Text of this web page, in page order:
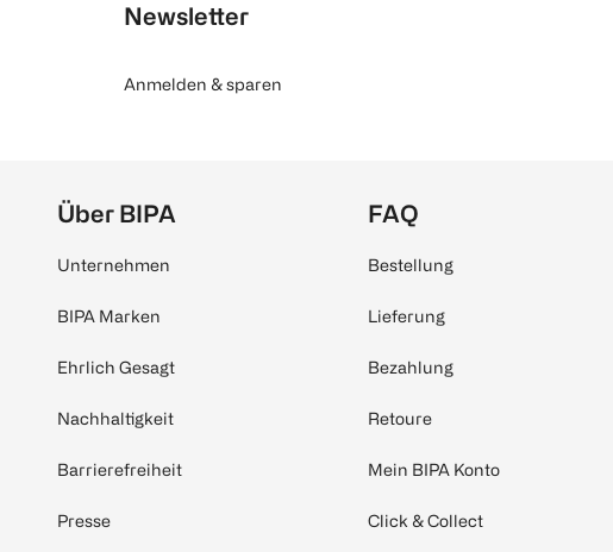
Newsletter
Anmelden & sparen
Über BIPA
Unternehmen
BIPA Marken
Ehrlich Gesagt
Nachhaltigkeit
Barrierefreiheit
Presse
FAQ
Bestellung
Lieferung
Bezahlung
Retoure
Mein BIPA Konto
Click & Collect